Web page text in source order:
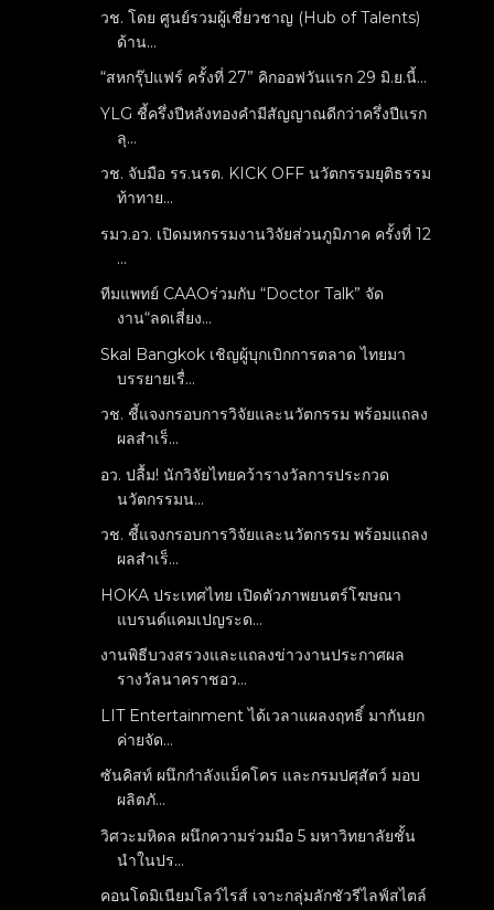
วช. โดย ศูนย์รวมผู้เชี่ยวชาญ (Hub of Talents)
ด้าน...
“สหกรุ๊ปแฟร์ ครั้งที่ 27” คิกออฟวันแรก 29 มิ.ย.นี้...
YLG ชี้ครึ่งปีหลังทองคำมีสัญญาณดีกว่าครึ่งปีแรก
ลุ...
วช. จับมือ รร.นรต. KICK OFF นวัตกรรมยุติธรรม
ท้าทาย...
รมว.อว. เปิดมหกรรมงานวิจัยส่วนภูมิภาค ครั้งที่ 12
...
ทีมแพทย์ CAAOร่วมกับ “Doctor Talk” จัด
งาน“ลดเสี่ยง...
Skal Bangkok เชิญผู้บุกเบิกการตลาด ไทยมา
บรรยายเรื่...
วช. ชี้แจงกรอบการวิจัยและนวัตกรรม พร้อมแถลง
ผลสำเร็...
อว. ปลื้ม! นักวิจัยไทยคว้ารางวัลการประกวด
นวัตกรรมน...
วช. ชี้แจงกรอบการวิจัยและนวัตกรรม พร้อมแถลง
ผลสำเร็...
HOKA ประเทศไทย เปิดตัวภาพยนตร์โฆษณา
แบรนด์แคมเปญระด...
งานพิธีบวงสรวงและแถลงข่าวงานประกาศผล
รางวัลนาคราชอว...
LIT Entertainment ได้เวลาแผลงฤทธิ์ มากันยก
ค่ายจัด...
ซันคิสท์ ผนึกกำลังแม็คโคร และกรมปศุสัตว์ มอบ
ผลิตภั...
วิศวะมหิดล ผนึกความร่วมมือ 5 มหาวิทยาลัยชั้น
นำในปร...
คอนโดมิเนียมโลว์ไรส์ เจาะกลุ่มลักชัวรีไลฟ์สไตล์